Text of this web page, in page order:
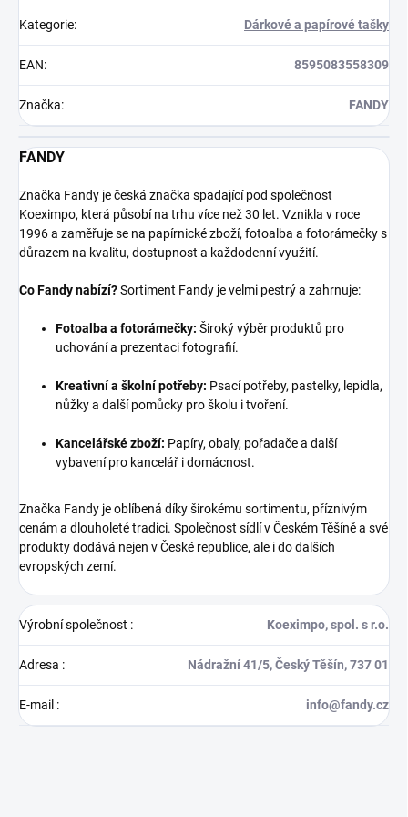
Kategorie: Dárkové a papírové tašky
EAN: 8595083558309
Značka: FANDY
FANDY
Značka Fandy je česká značka spadající pod společnost
Koeximpo, která působí na trhu více než 30 let. Vznikla v roce
1996 a zaměřuje se na papírnické zboží, fotoalba a fotorámečky s
důrazem na kvalitu, dostupnost a každodenní využití.
Co Fandy nabízí?Sortiment Fandy je velmi pestrý a zahrnuje:
Fotoalba a fotorámečky: Široký výběr produktů pro
uchování a prezentaci fotografií.
Kreativní a školní potřeby: Psací potřeby, pastelky, lepidla,
nůžky a další pomůcky pro školu i tvoření.
Kancelářské zboží: Papíry, obaly, pořadače a další
vybavení pro kancelář i domácnost.
Značka Fandy je oblíbená díky širokému sortimentu, příznivým
cenám a dlouholeté tradici. Společnost sídlí v Českém Těšíně a své
produkty dodává nejen v České republice, ale i do dalších
evropských zemí.
Výrobní společnost : Koeximpo, spol. s r.o.
Adresa : Nádražní 41/5, Český Těšín, 737 01
E-mail : info@fandy.cz